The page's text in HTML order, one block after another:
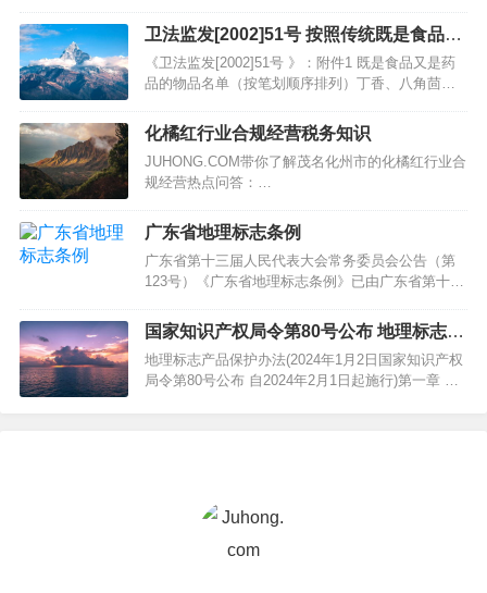
卫法监发[2002]51号 按照传统既是食品又
是中药材的物质目录
《卫法监发[2002]51号 》：附件1 既是食品又是药
品的物品名单（按笔划顺序排列）丁香、八角茴
乌梢蛇、乌梅、木瓜、火麻仁、代代花、玉竹、甘
草、白芷、白果、白扁豆、白扁豆花、龙眼肉（桂
圆）、决明子、百合、肉豆蔻、肉桂、余甘子、佛
手、杏仁（甜、苦）、沙棘、…
化橘红行业合规经营税务知识
JUHONG.COM带你了解茂名化州市的化橘红行业合
规经营热点问答：…
广东省地理标志条例
广东省第十三届人民代表大会常务委员会公告（第
123号）《广东省地理标志条例》已由广东省第十三
年11月30日通过，现予公布，自2023年1月1日起施
行。广东省人民代表大会常务委员会2022年11月30
日…
国家知识产权局令第80号公布 地理标志产
品保护办法
地理标志产品保护办法(2024年1月2日国家知识产权
局令第80号公布 自2024年2月1日起施行)第一章 总